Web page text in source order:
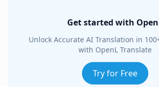
Get started with
Unlock Accurate AI Translation in
with OpenL Translate
Try for Free